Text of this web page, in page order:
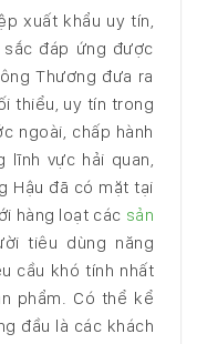
xuất khẩu uy tín,
sắc đáp ứng được
Thương đưa ra
thiểu, uy tín trong
ngoài, chấp hành
vực hải quan,
Hậu đã có mặt tại
hàng loạt các sản
tiêu dùng năng
cầu khó tính nhất
phẩm. Có thể kể
đầu là các khách